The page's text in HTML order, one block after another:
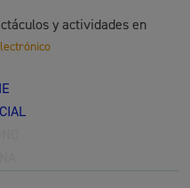
y actividades en